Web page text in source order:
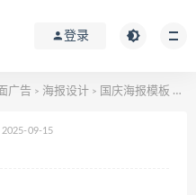
登录
广告 > 海报设计 > 国庆海报模板 第二季
2025-09-15